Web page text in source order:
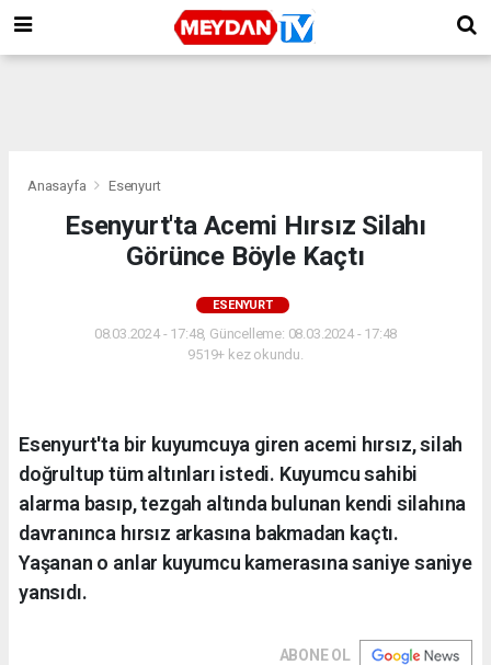
Anasayfa Esenyurt
Esenyurt'ta Acemi Hırsız Silahı
Görünce Böyle Kaçtı
ESENYURT
08.03.2024 - 17:48, Güncelleme: 08.03.2024 - 17:48
9519+ kez okundu.
Esenyurt'ta bir kuyumcuya giren acemi hırsız, silah
doğrultup tüm altınları istedi. Kuyumcu sahibi
alarma basıp, tezgah altında bulunan kendi silahına
davranınca hırsız arkasına bakmadan kaçtı.
Yaşanan o anlar kuyumcu kamerasına saniye saniye
yansıdı.
ABONE OL